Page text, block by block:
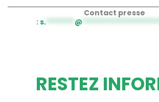
Contact presse
:s.******** @
RESTEZ